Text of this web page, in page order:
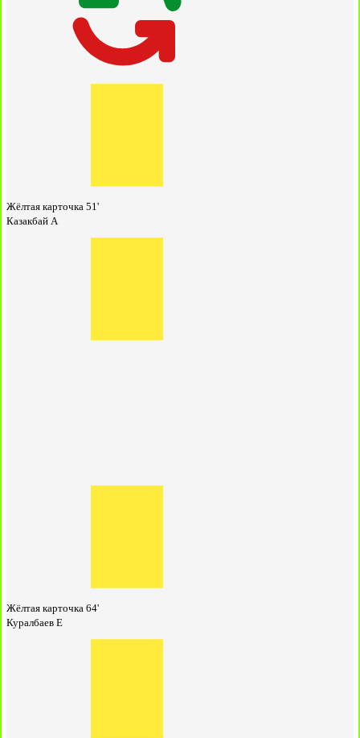
Жёлтая карточка 51'
Казакбай А
Жёлтая карточка 64'
Куралбаев Е